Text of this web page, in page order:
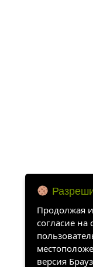
Продолжая
согласие на
версия